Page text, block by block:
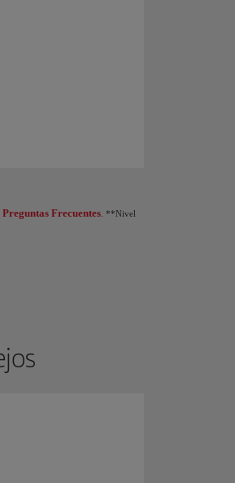
Preguntas Frecuentes . **Nivel